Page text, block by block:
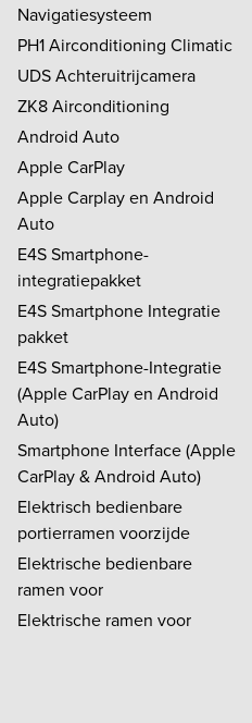
Navigatiesysteem
PH1 Airconditioning Climatic
UDS Achteruitrijcamera
ZK8 Airconditioning
Android Auto
Apple CarPlay
Apple Carplay en Android
Auto
E4S Smartphone-
integratiepakket
E4S Smartphone Integratie
pakket
E4S Smartphone-Integratie
(Apple CarPlay en Android
Auto)
Smartphone Interface (Apple
CarPlay & Android Auto)
Elektrisch bedienbare
portierramen voorzijde
Elektrische bedienbare
ramen voor
Elektrische ramen voor